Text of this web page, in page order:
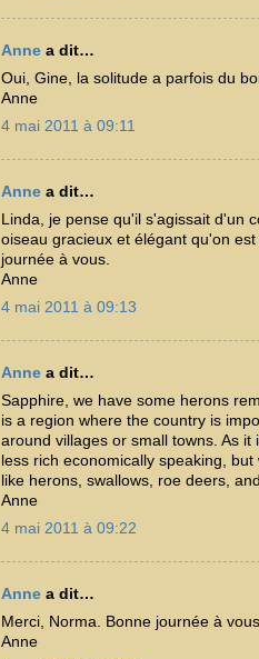
Anne a dit…
Oui, Gine, la solitude a parfois du
Anne
4 mai 2011 à 09:11
Anne a dit…
Linda, je pense qu'il s'agissait d'un
oiseau gracieux et élégant qu'on
journée à vous.
Anne
4 mai 2011 à 09:13
Anne a dit…
Sapphire, we have some herons
is a region where the country is
around villages or small towns. As
less rich economically speaking,
like herons, swallows, roe deers,
Anne
4 mai 2011 à 09:22
Anne a dit…
Merci, Norma. Bonne journée à
Anne